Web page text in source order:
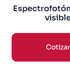
Cotizar